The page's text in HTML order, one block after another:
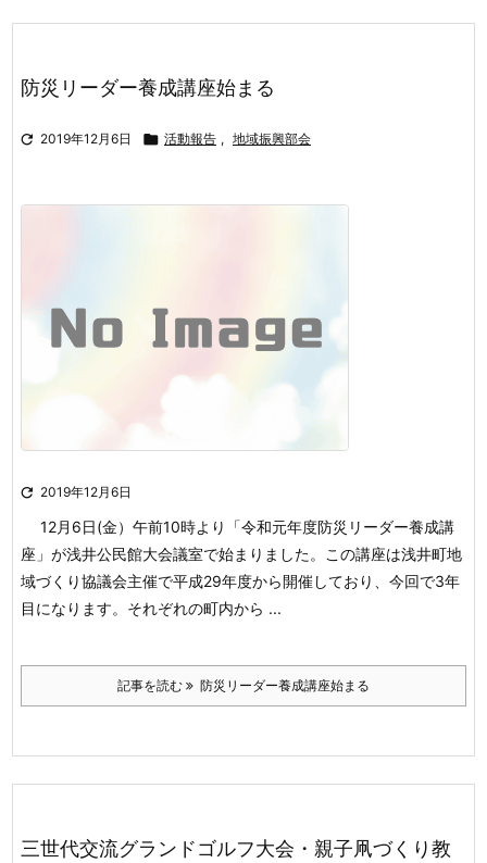
防災リーダー養成講座始まる
 2019年12月6日  活動報告 , 地域振興部会
 2019年12月6日
12月6日(金）午前10時より「令和元年度防災リーダー養成講
座」が浅井公民館大会議室で始まりました。この講座は浅井町地
域づくり協議会主催で平成29年度から開催しており、今回で3年
目になります。それぞれの町内から ...
記事を読む 防災リーダー養成講座始まる
三世代交流グランドゴルフ大会・親子凧づくり教